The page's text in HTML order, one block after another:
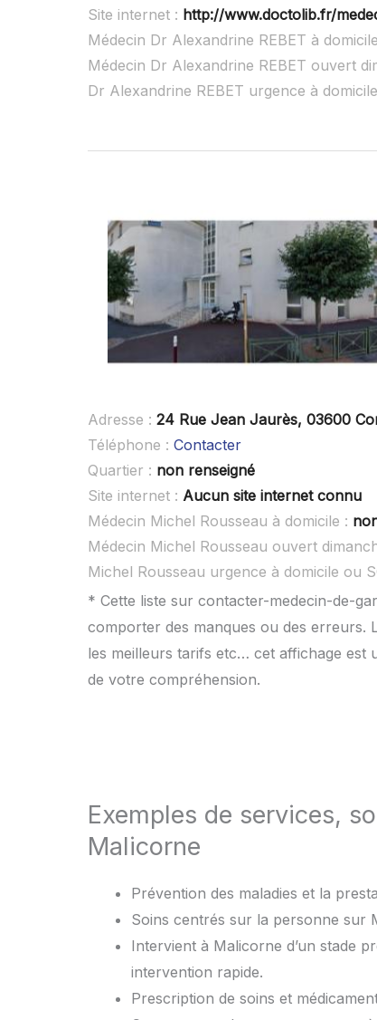
Site internet : http://www.doctolib.fr/
Médecin Dr Alexandrine REBET à
Médecin Dr Alexandrine REBET ouvert
Dr Alexandrine REBET urgence à
Adresse : 24 Rue Jean Jaurès, 03600
Téléphone : Contacter
Quartier : non renseigné
Site internet : Aucun site internet connu
Médecin Michel Rousseau à domicile :
Médecin Michel Rousseau ouvert
Michel Rousseau urgence à domicile ou
* Cette liste sur contacter-medecin-de-
comporter des manques ou des erreurs.
les meilleurs tarifs etc… cet affichage est
de votre compréhension.
Exemples de services,
Malicorne
Prévention des maladies et la
Soins centrés sur la personne sur
Intervient à Malicorne d’un stade
intervention rapide.
Prescription de soins et